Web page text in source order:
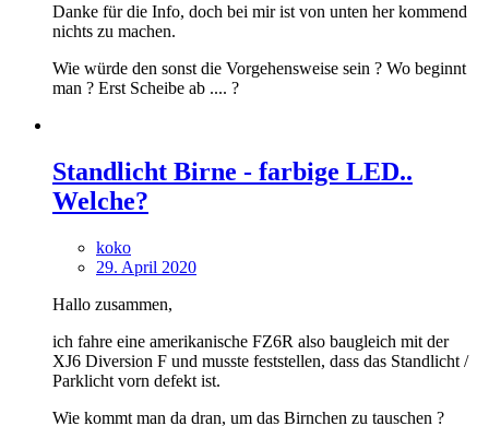
Danke für die Info, doch bei mir ist von unten her kommend
nichts zu machen.
Wie würde den sonst die Vorgehensweise sein ? Wo beginnt
man ? Erst Scheibe ab .... ?
Standlicht Birne - farbige LED..
Welche?
koko
29. April 2020
Hallo zusammen,
ich fahre eine amerikanische FZ6R also baugleich mit der
XJ6 Diversion F und musste feststellen, dass das Standlicht /
Parklicht vorn defekt ist.
Wie kommt man da dran, um das Birnchen zu tauschen ?